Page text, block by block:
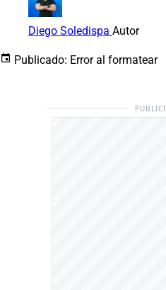
Diego Soledispa Autor
Publicado: Error al formatear